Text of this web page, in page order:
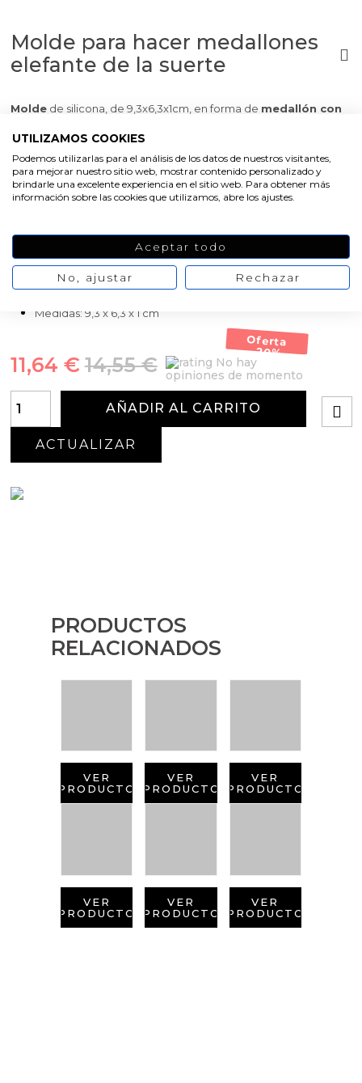
Molde para hacer medallones
elefante de la suerte
Moldede silicona, de 9,3x6,3x1cm, en forma de medallón con
cerámica perfumada y regalar como detalle de invitado. Este
molde destaca por su resistencia. También es elástico y
antiadherente, muy cómodo trabajar con él. Además del molde,
en Gran Velada tienes a tu disposición todos los materiales
hacer cerámica perfumada
: resina al agua,
ideales para perfumar armarios, cajones, zapateros…! Quedan
estupendos y resultan económicos de elaborar. Pincha en más
detalles para ver paso a pasocómo hacer cerámica
perfumada.
Medidas: 9,3 x 6,3 x 1 cm
Oferta
-20%
14,55 €
11,64 €
No hay
opiniones de momento
AÑADIR AL CARRITO
PRODUCTOS
RELACIONADOS
VER
PRODUCTO
VER
PRODUCTO
VER
PRODUCTO
VER
PRODUCTO
VER
PRODUCTO
VER
PRODUCTO
UTILIZAMOS COOKIES
Podemos utilizarlas para el análisis de los datos de nuestros visitantes,
para mejorar nuestro sitio web, mostrar contenido personalizado y
brindarle una excelente experiencia en el sitio web. Para obtener más
información sobre las cookies que utilizamos, abre los ajustes.
Aceptar todo
No, ajustar Rechazar